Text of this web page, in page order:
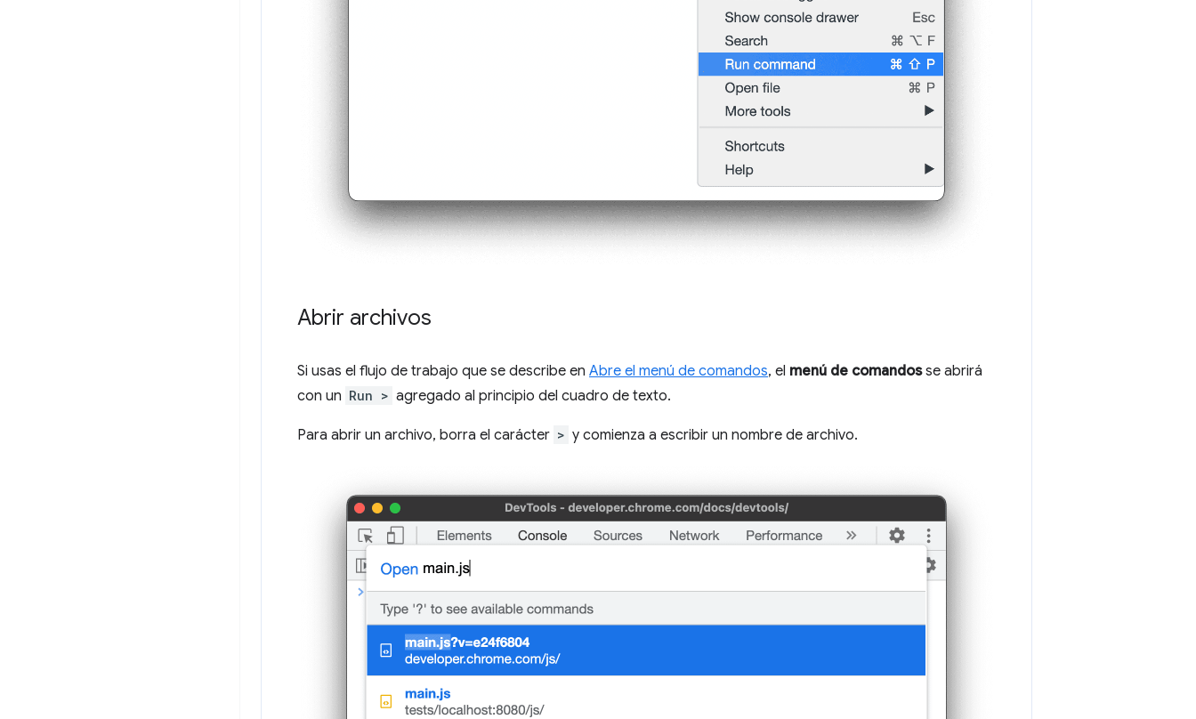
Abrir archivos
Si usas el flujo de trabajo que se describe en Abre el menú de comandos, el menú de comandosse abrirá
con un Run > agregado al principio del cuadro de texto.
Para abrir un archivo, borra el carácter > y comienza a escribir un nombre de archivo.